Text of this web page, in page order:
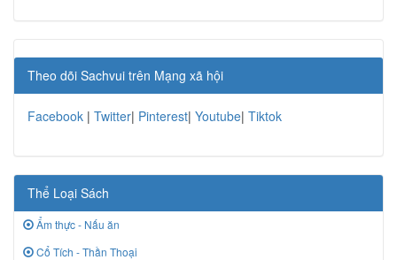
Theo dõi Sachvui trên Mạng xã hội
Facebook | Twitter| Pinterest| Youtube| Tiktok
Thể Loại Sách
Ẩm thực - Nấu ăn
Cổ Tích - Thần Thoại